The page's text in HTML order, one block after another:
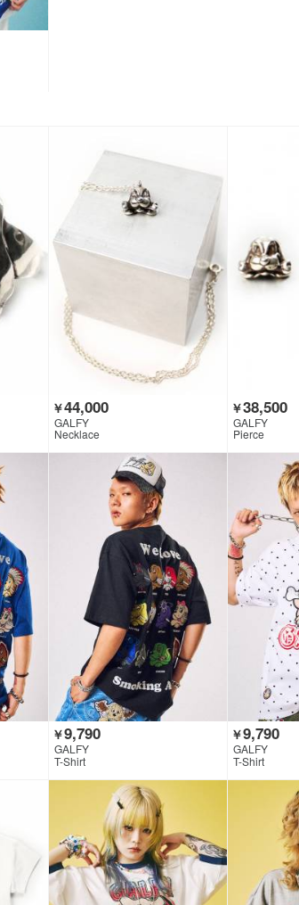
￥44,000
GALFY
Necklace
￥38,500
GALFY
Pierce
￥9,790
GALFY
T-Shirt
￥9,790
GALFY
T-Shirt